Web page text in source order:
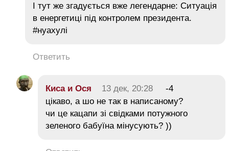
І тут же згадується вже легендарне: Ситуація
в енергетиці під контролем президента.
#нуахулі
Ответить
Киса и Ося 13 дек, 20:28
-4
цікаво, а шо не так в написаному?
чи це кацапи зі свідками потужного
зеленого бабуїна мінусують? ))